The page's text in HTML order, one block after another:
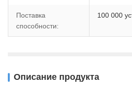
Поставка
способности:
100 000
Описание продукта